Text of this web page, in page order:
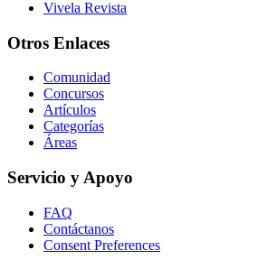
Vivela Revista
Otros Enlaces
Comunidad
Concursos
Artículos
Categorías
Áreas
Servicio y Apoyo
FAQ
Contáctanos
Consent Preferences